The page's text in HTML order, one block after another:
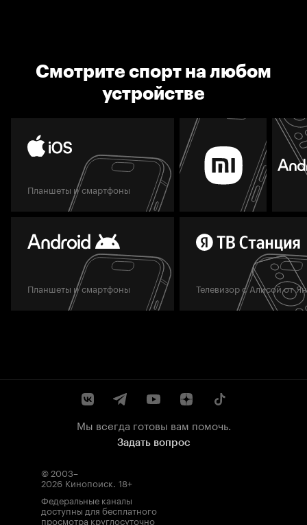
Смотрите спорт на любом
устройстве
Планшеты и смартфоны
Планшеты и смартфоны Телевизор с Алисой от
Мы всегда готовы вам помочь.
Задать вопрос
© 2003–
2026 Кинопоиск. 18+
Федеральные каналы
доступны для бесплатного
просмотра круглосуточно